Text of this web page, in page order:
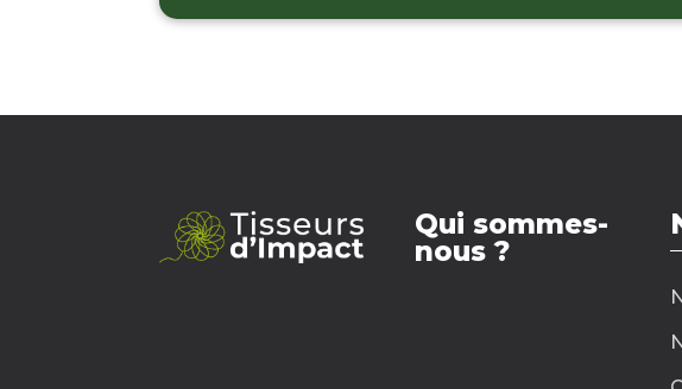
Qui sommes-
nous ?